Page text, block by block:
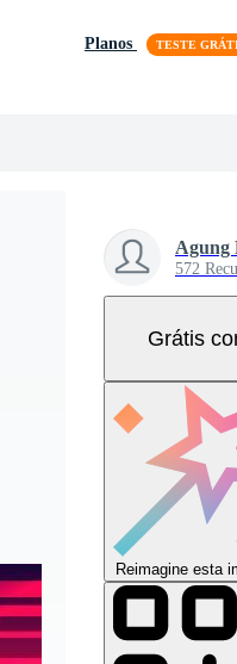
Planos
Agung
572
Grátis
Reimagine esta